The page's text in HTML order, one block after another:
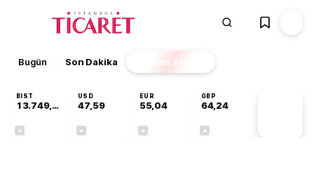
Bugün Son Dakika Finans EKSTRA
BIST
13.749,18
USD
47,59
EUR
55,04
GBP
64,24